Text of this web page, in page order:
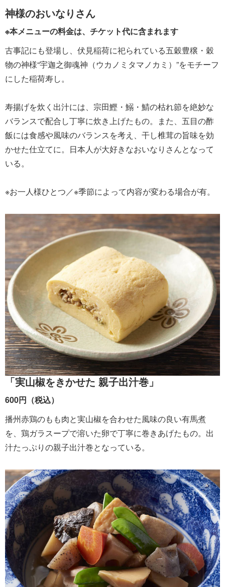
神様のおいなりさん
※本メニューの料金は、チケット代に含まれます
古事記にも登場し、伏見稲荷に祀られている五穀豊穣・穀
物の神様“宇迦之御魂神（ウカノミタマノカミ）”をモチーフ
にした稲荷寿し。
寿揚げを炊く出汁には、宗田鰹・鰯・鯖の枯れ節を絶妙な
バランスで配合し丁寧に炊き上げたもの。また、五目の酢
飯には食感や風味のバランスを考え、干し椎茸の旨味を効
かせた仕立てに。日本人が大好きなおいなりさんとなって
いる。
※お一人様ひとつ／※季節によって内容が変わる場合が有。
「実山椒をきかせた 親子出汁巻」
600円（税込）
播州赤鶏のもも肉と実山椒を合わせた風味の良い有馬煮
を、鶏ガラスープで溶いた卵で丁寧に巻きあげたもの。出
汁たっぷりの親子出汁巻となっている。